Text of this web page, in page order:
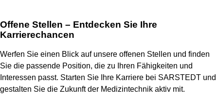
Offene Stellen – Entdecken Sie Ihre
Karrierechancen
Werfen Sie einen Blick auf unsere offenen Stellen und finden
Sie die passende Position, die zu Ihren Fähigkeiten und
Interessen passt. Starten Sie Ihre Karriere bei SARSTEDT und
gestalten Sie die Zukunft der Medizintechnik aktiv mit.